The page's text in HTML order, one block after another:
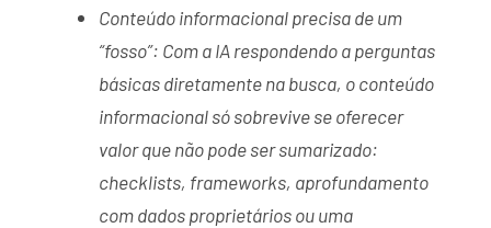
Conteúdo informacional precisa de um
“fosso”: Com a IA respondendo a perguntas
básicas diretamente na busca, o conteúdo
informacional só sobrevive se oferecer
valor que não pode ser sumarizado:
checklists, frameworks, aprofundamento
com dados proprietários ou uma